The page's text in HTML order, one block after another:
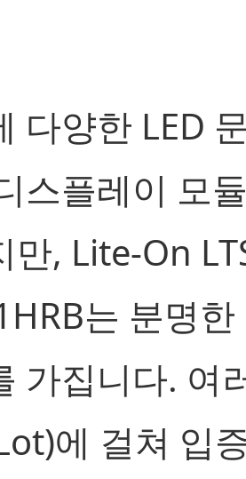
다양한 LED
스플레이 모
만, Lite-On
는 분명한
가집니다. 여
에 걸쳐 입